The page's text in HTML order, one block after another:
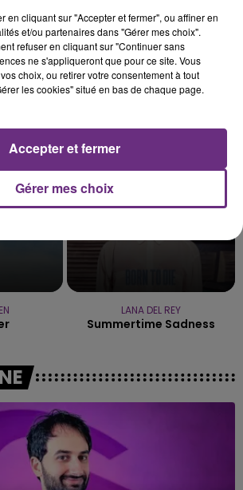
DE WOINIC
sera un grand jour :
plus gros sanglier du monde.
organisée et vous êtes tous
14h04
14h04
LANA DEL REY
Summertime Sadness
en cliquant sur "Accepter et fermer", ou affiner en
et/ou partenaires dans "Gérer mes choix".
refuser en cliquant sur "Continuer sans
ne s'appliqueront que pour ce site. Vous
choix, ou retirer votre consentement à tout
les cookies" situé en bas de chaque page.
Gérer mes choix
Accepter et fermer